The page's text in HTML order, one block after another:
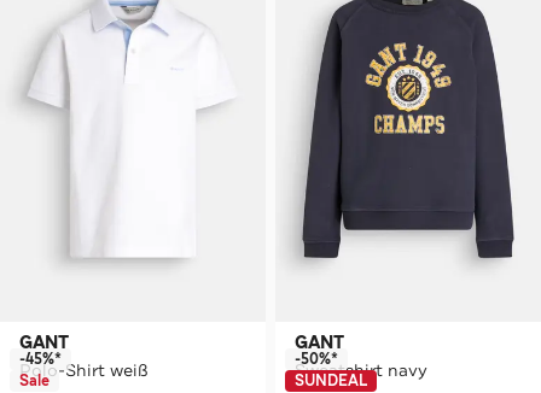
GANT
Polo-Shirt weiß
-45%*
Sale
GANT
Sweatshirt navy
-50%*
SUNDEAL